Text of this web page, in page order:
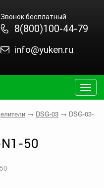
Звонок бесплатный
8(800)100-44-79
info@yuken.ru
→ DSG-03 → DSG-03-
50